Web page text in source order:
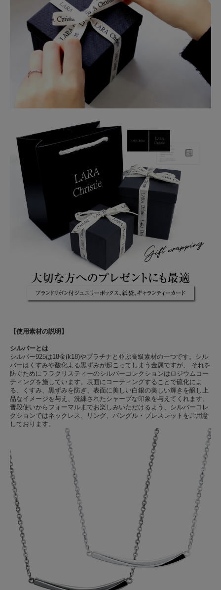
【使用素材の説明】
シルバーとは
シルバー925は18金(k18)やプラチナと並ぶ高級素材の一つです。シル
バーはくすみや酸化よる黒ずみが起こってしまう金属ですが、 それを
防ぐためにララクリスティーのシルバーコレクションはロジウムコー
ティングを施しています。表面にコーティングすることで硫化によ
る、くすみ、黒ずみを防ぎ、表面に美しい白銀の美しい輝きを醸し上
品なイメージを与え、洗練されたシャープな印象を与えてくれます。
普段使いからフォーマルまでお楽しみいただけるよう、シルバーコレ
クションではネックレス、リング、バングル・ブレスレットをご用意
しております。